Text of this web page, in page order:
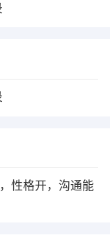
性格开，沟通能